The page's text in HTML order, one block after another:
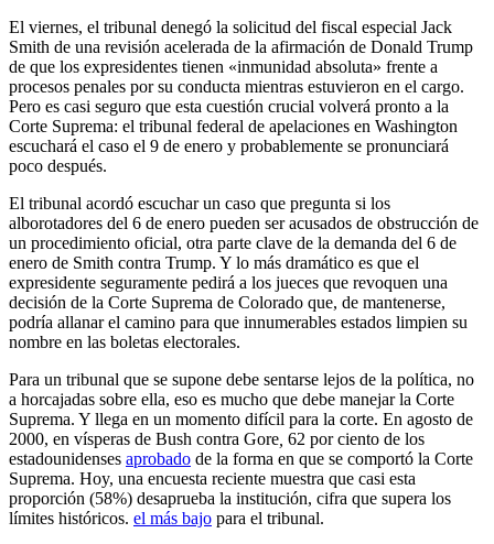
El viernes, el tribunal denegó la solicitud del fiscal especial Jack
Smith de una revisión acelerada de la afirmación de Donald Trump
de que los expresidentes tienen «inmunidad absoluta» frente a
procesos penales por su conducta mientras estuvieron en el cargo.
Pero es casi seguro que esta cuestión crucial volverá pronto a la
Corte Suprema: el tribunal federal de apelaciones en Washington
escuchará el caso el 9 de enero y probablemente se pronunciará
poco después.
El tribunal acordó escuchar un caso que pregunta si los
alborotadores del 6 de enero pueden ser acusados ​​de obstrucción de
un procedimiento oficial, otra parte clave de la demanda del 6 de
enero de Smith contra Trump. Y lo más dramático es que el
expresidente seguramente pedirá a los jueces que revoquen una
decisión de la Corte Suprema de Colorado que, de mantenerse,
podría allanar el camino para que innumerables estados limpien su
nombre en las boletas electorales.
Para un tribunal que se supone debe sentarse lejos de la política, no
a horcajadas sobre ella, eso es mucho que debe manejar la Corte
Suprema. Y llega en un momento difícil para la corte. En agosto de
2000, en vísperas de Bush contra Gore 62 por ciento de los
estadounidenses aprobado de la forma en que se comportó la Corte
Suprema. Hoy, una encuesta reciente muestra que casi esta
proporción (58%) desaprueba la institución, cifra que supera los
límites históricos. el más bajo para el tribunal.